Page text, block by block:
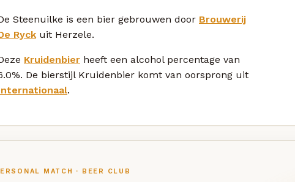
Steenuilke is een bier gebrouwen door Brouwerij
Ryck uit Herzele.
Kruidenbier heeft een alcohol percentage van
De bierstijl Kruidenbier komt van oorsprong uit
.
MATCH · BEER CLUB